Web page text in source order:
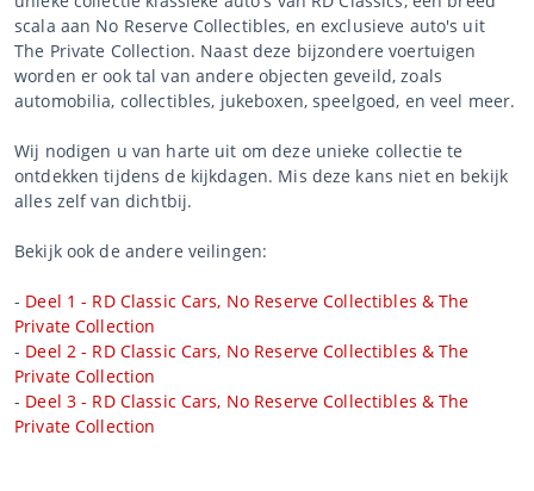
scala aan No Reserve Collectibles, en exclusieve auto's uit
The Private Collection. Naast deze bijzondere voertuigen
worden er ook tal van andere objecten geveild, zoals
automobilia, collectibles, jukeboxen, speelgoed, en veel meer.
Wij nodigen u van harte uit om deze unieke collectie te
ontdekken tijdens de kijkdagen. Mis deze kans niet en bekijk
alles zelf van dichtbij.
Bekijk ook de andere veilingen:
- Deel 1 - RD Classic Cars, No Reserve Collectibles & The
Private Collection
- Deel 2 - RD Classic Cars, No Reserve Collectibles & The
Private Collection
- Deel 3 - RD Classic Cars, No Reserve Collectibles & The
Private Collection